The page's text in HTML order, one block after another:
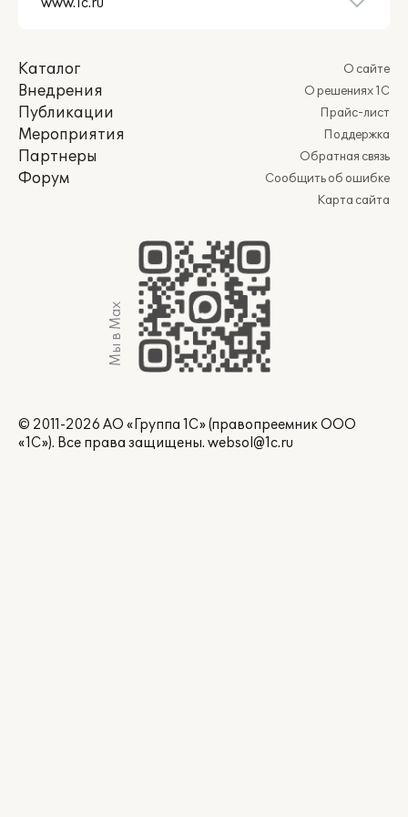
Каталог
Внедрения
Публикации
Мероприятия
Партнеры
Форум
О сайте
О решениях 1С
Прайс-лист
Поддержка
Обратная связь
Сообщить об ошибке
Карта сайта
Мы в Max
© 2011-2026 АО «Группа 1С» (правопреемник ООО
«1С»). Все права защищены. websol@1c.ru